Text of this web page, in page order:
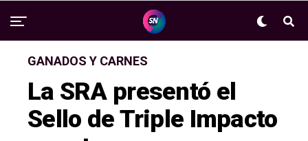
GANADOS Y CARNES
La SRA presentó el
Sello de Triple Impacto